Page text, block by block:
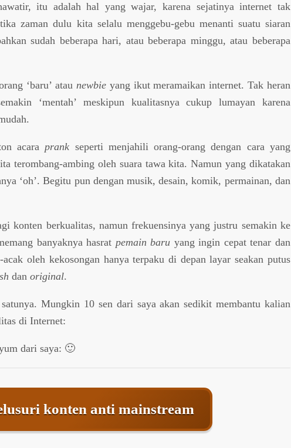
itu adalah hal yang wajar, karena sejatinya internet tak
zaman dulu kita selalu menggebu-gebu menanti suatu siaran
sudah beberapa hari, atau beberapa minggu, atau beberapa
‘baru’ atau newbieyang ikut meramaikan internet. Tak heran
‘mentah’ meskipun kualitasnya cukup lumayan karena
acaraprank seperti menjahili orang-orang dengan cara yang
terombang-ambing oleh suara tawa kita. Namun yang dikatakan
‘oh’. Begitu pun dengan musik, desain, komik, permainan, dan
konten berkualitas, namun frekuensinya yang justru semakin ke
banyaknya hasrat pemain baru yang ingin cepat tenar dan
oleh kekosongan hanya terpaku di depan layar seakan putus
danoriginal.
Mungkin 10 sen dari saya akan sedikit membantu kalian
di Internet:
dari saya: 🙂
konten anti mainstream